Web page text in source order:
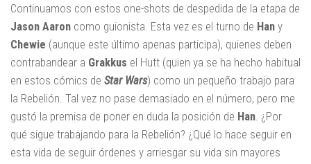
Continuamos con estos one-shots de despedida de la etapa de
Jason Aaron como guionista. Esta vez es el turno de Han y
Chewie (aunque este último apenas participa), quienes deben
contrabandear a Grakkus el Hutt (quien ya se ha hecho habitual
en estos cómics de Star Wars) como un pequeño trabajo para
la Rebelión. Tal vez no pase demasiado en el número, pero me
gustó la premisa de poner en duda la posición de Han . ¿Por
qué sigue trabajando para la Rebelión? ¿Qué lo hace seguir en
esta vida de seguir órdenes y arriesgar su vida sin mayores